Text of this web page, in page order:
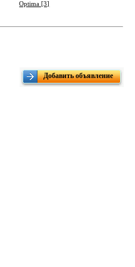
Optima [3]
Добавить объявление